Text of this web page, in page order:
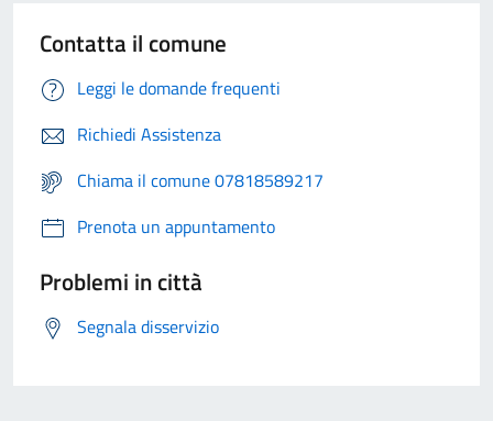
Contatta il comune
Leggi le domande frequenti
Richiedi Assistenza
Chiama il comune 07818589217
Prenota un appuntamento
Problemi in città
Segnala disservizio